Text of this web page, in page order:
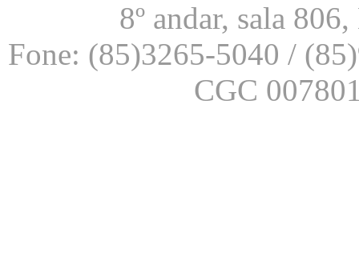
8º andar, sala
Fone: (85)3265-5040 /
CGC